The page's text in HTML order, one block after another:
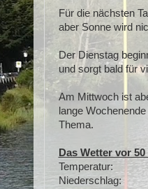
Für die nächsten
aber Sonne wird
Der Dienstag
und sorgt bald für
Am Mittwoch ist
lange
Thema.
Das Wetter vor
Temperatur: